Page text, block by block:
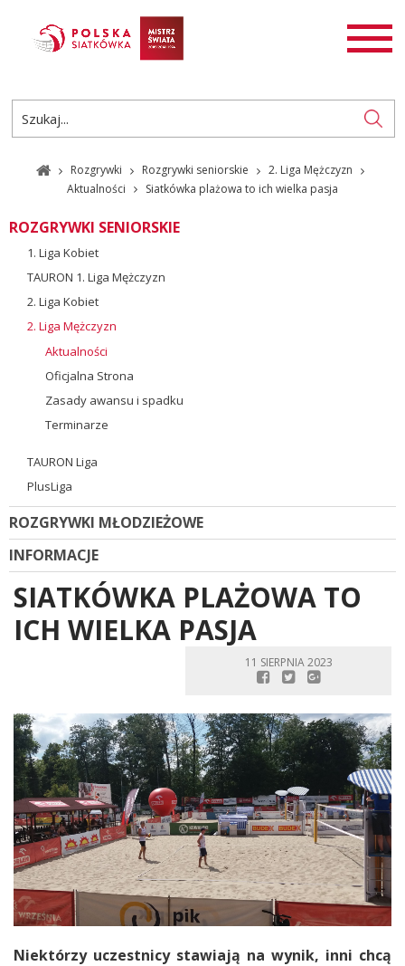
AKTUALNOŚCI
ROZGRYWKI
PL
EN
Rozgrywki Rozgrywki seniorskie
2. Liga Mężczyzn
Aktualności
Siatkówka plażowa to ich wielka pasja
ROZGRYWKI SENIORSKIE
1. Liga Kobiet
TAURON 1. Liga Mężczyzn
2. Liga Kobiet
2. Liga Mężczyzn
Aktualności
Oficjalna Strona
Zasady awansu i spadku
Terminarze
TAURON Liga
PlusLiga
ROZGRYWKI MŁODZIEŻOWE
INFORMACJE
SIATKÓWKA PLAŻOWA TO
ICH WIELKA PASJA
11 SIERPNIA 2023
Niektórzy uczestnicy stawiają na wynik, inni chcą